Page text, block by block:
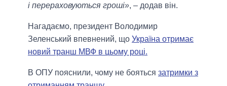
і перераховуються гроші», – додав він.
Нагадаємо, президент Володимир
Зеленський впевнений, що Україна отримає
новий транш МВФ в цьому році.
В ОПУ пояснили, чому не бояться затримки з